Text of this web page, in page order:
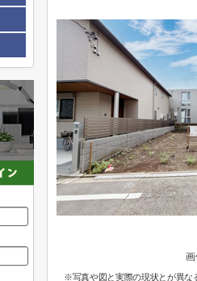
画
※写真や図と実際の現状とが異な